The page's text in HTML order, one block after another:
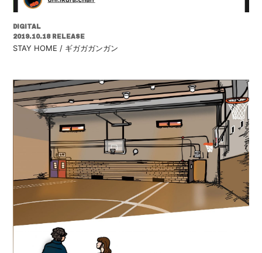
DIGITAL
2019.10.18 RELEASE
STAY HOME / ギガガガンガン